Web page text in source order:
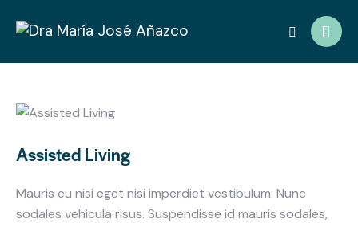
Assisted Living
Mauris eu nisi eget nisi imperdiet vestibulum. Nunc
sodales vehicula risus. Suspendisse id mauris sodales,